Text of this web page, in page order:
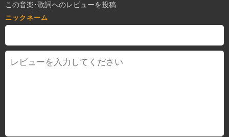
この音楽･歌詞へのレビューを投稿
ニックネーム